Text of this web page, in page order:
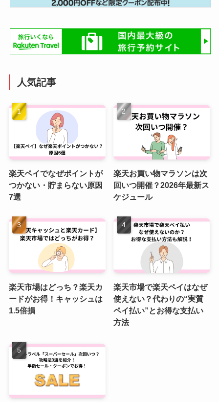
人気記事
楽天ペイでなぜポイントが
つかない・貯まらない原因
7選
楽天お買い物マラソンは次
回いつ開催？2026年最新ス
ケジュール
楽天市場はどっち？楽天カ
ードがお得！キャッシュは
1.5倍損
楽天市場で楽天ペイはなぜ
使えない？代わりの“実質
ペイ払い”とお得な支払い
方法